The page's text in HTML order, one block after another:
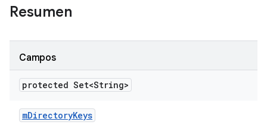
Resumen
Campos
protected Set<String>
mDirectoryKeys